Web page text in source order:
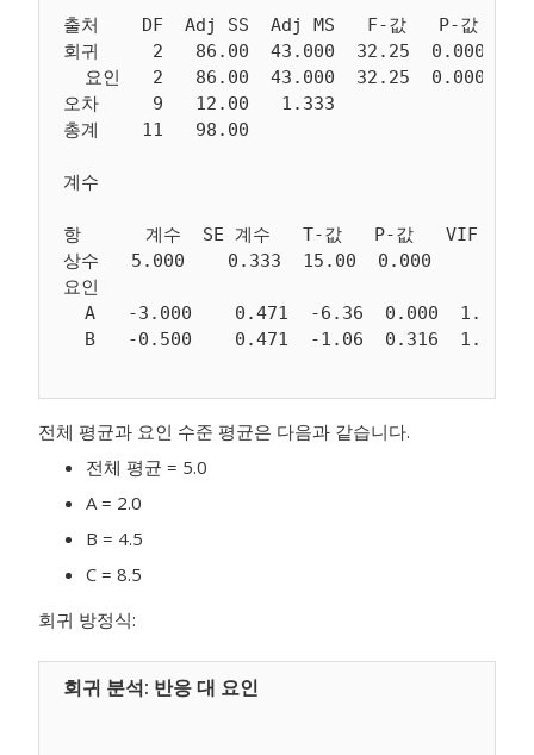
출처    DF  Adj SS  Adj MS   F-값   P-값
회귀     2   86.00  43.000  32.25  0.000
  요인   2   86.00  43.000  32.25  0.000
오차     9   12.00   1.333
계수
항      계수  SE 계수   T-값   P-값   VIF
상수   5.000    0.333  15.00  0.000
요인
  A   -3.000    0.471  -6.36  0.000  1.33
전체 평균과 요인 수준 평균은 다음과 같습니다.
전체 평균 = 5.0
A = 2.0
B = 4.5
C = 8.5
회귀 방정식: